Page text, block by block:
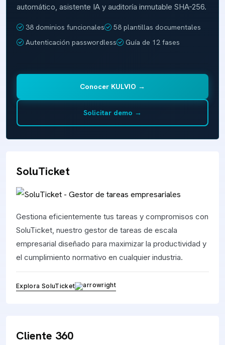
automático, asistente IA y auditoría inmutable SHA-256.
38 dominios funcionales
58 plantillas documentales
Autenticación passwordless
Guía de 12 fases
Conocer KULVIO →
Solicitar demo →
SoluTicket
Gestiona eficientemente tus tareas y compromisos con
SoluTicket, nuestro gestor de tareas de escala
empresarial diseñado para maximizar la productividad y
el cumplimiento normativo en cualquier industria.
Explora SoluTicket
Cliente 360